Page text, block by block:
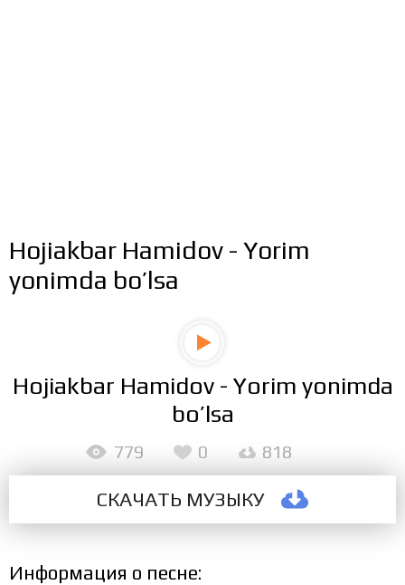
Hojiakbar Hamidov - Yorim
yonimda bo’lsa
Hojiakbar Hamidov - Yorim yonimda
bo’lsa
СКАЧАТЬ МУЗЫКУ
779 0 818
Информация о песне: